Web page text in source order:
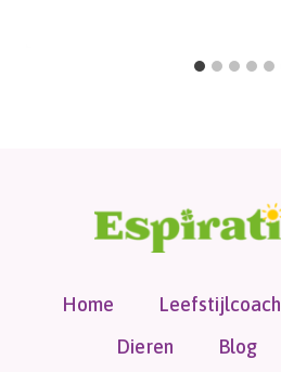
Home Leefstijlcoach
Dieren
Blog